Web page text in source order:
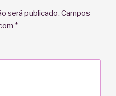
será publicado. Campos
*